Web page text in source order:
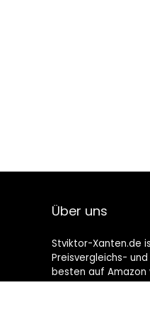
Über uns
Stviktor-Xanten.de
Preisvergleichs-
besten auf
Sie durch die